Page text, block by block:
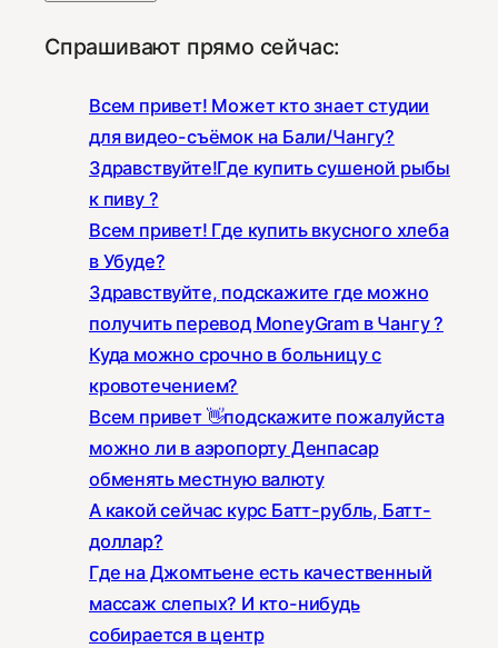
Спрашивают прямо сейчас:
Всем привет! Может кто знает студии
для видео-съёмок на Бали/Чангу?
Здравствуйте!Где купить сушеной рыбы
к пиву ?
Всем привет! Где купить вкусного хлеба
в Убуде?
Здравствуйте, подскажите где можно
получить перевод MoneyGram в Чангу ?
Куда можно срочно в больницу с
кровотечением?
Всем привет 👋подскажите пожалуйста
можно ли в аэропорту Денпасар
обменять местную валюту
А какой сейчас курс Батт-рубль, Батт-
доллар?
Где на Джомтьене есть качественный
массаж слепых? И кто-нибудь
собирается в центр